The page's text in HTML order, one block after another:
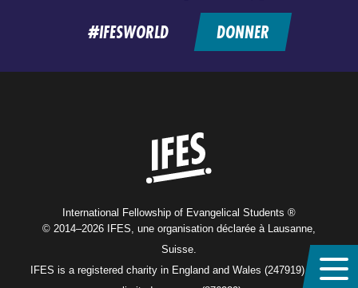
#IFESWORLD DONNER
International Fellowship of Evangelical Students ®
© 2014–2026 IFES, une organisation déclarée à Lausanne,
Suisse.
IFES is a registered charity in England and Wales (247919), and